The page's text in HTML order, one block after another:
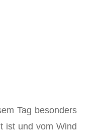
Tag besonders
ist und vom Wind